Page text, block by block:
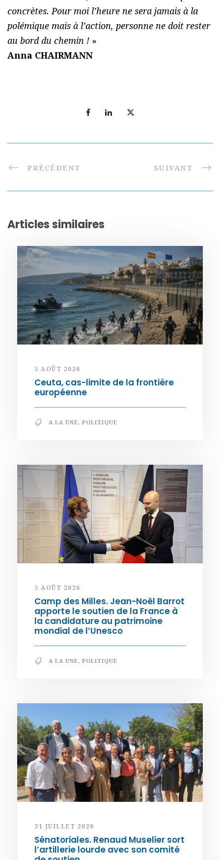
concrètes. Pour moi l’heure ne sera jamais à la
polémique mais à l’action, personne ne doit rester
au bord du chemin ! »
Anna CHAIRMANN
PRÉCÉDENT SUIVANT
Articles similaires
5 AOÛT 2026
Ceuta, cas-limite de la frontière
européenne
A LA UNE, POLITIQUE
5 AOÛT 2026
Camp des Milles. Jean-Noël Barrot
apporte le soutien de la France à
la candidature au patrimoine
mondial de l’Unesco
A LA UNE, POLITIQUE
31 JUILLET 2026
Sénatoriales. Renaud Muselier sort
l’artillerie lourde avec son comité